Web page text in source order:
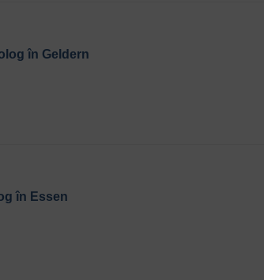
în Geldern
în Essen